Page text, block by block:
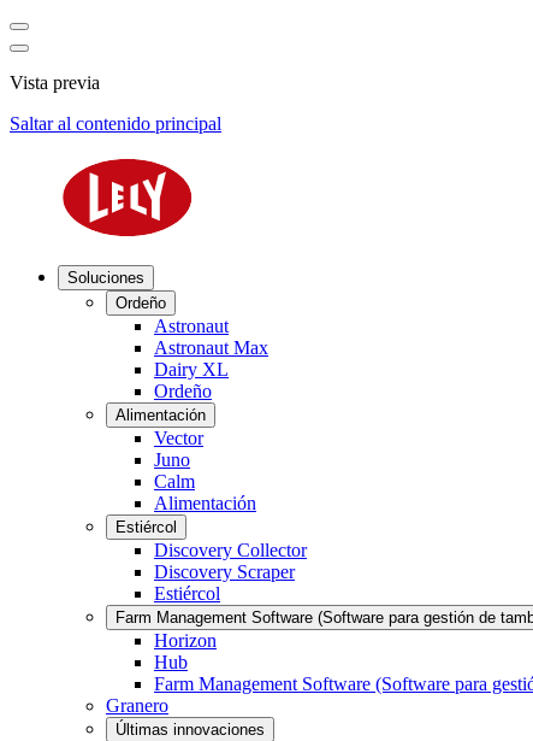
Vista previa
Saltar al contenido principal
Soluciones
Ordeño
Astronaut
Astronaut Max
Dairy XL
Ordeño
Alimentación
Vector
Juno
Calm
Alimentación
Estiércol
Discovery Collector
Discovery Scraper
Estiércol
Farm Management Software (Software para gestión de
Horizon
Hub
Farm Management Software (Software para
Granero
Últimas innovaciones